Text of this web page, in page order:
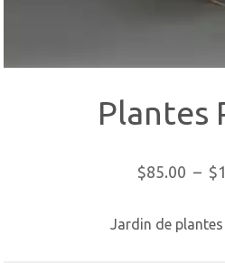
Plantes
$85.00 – $
Jardin de